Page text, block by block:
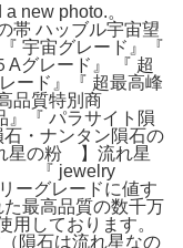
new photo.。
帯 ハッブル宇宙望
宇宙グレード』『
Aグレード』 『 超
ード』『 超最高峰
品質特別商
『 パラサイト隕
・ナンタン隕石の
星の粉 】流れ星
『 jewelry
グレードに値す
最高品質の数千万
用しております。
隕石は流れ星なの